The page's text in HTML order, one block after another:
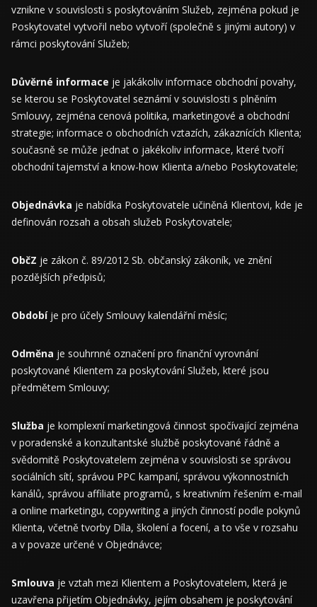
vznikne v souvislosti s poskytováním Služeb, zejména pokud je
Poskytovatel vytvořil nebo vytvoří (společně s jinými autory) v
rámci poskytování Služeb;
Důvěrné informace je jakákoliv informace obchodní povahy,
se kterou se Poskytovatel seznámí v souvislosti s plněním
Smlouvy, zejména cenová politika, marketingové a obchodní
strategie; informace o obchodních vztazích, zákaznících Klienta;
současně se může jednat o jakékoliv informace, které tvoří
obchodní tajemství a know-how Klienta a/nebo Poskytovatele;
Objednávka je nabídka Poskytovatele učiněná Klientovi, kde je
definován rozsah a obsah služeb Poskytovatele;
ObčZ je zákon č. 89/2012 Sb. občanský zákoník, ve znění
pozdějších předpisů;
Obdobíje pro účely Smlouvy kalendářní měsíc;
Odměna je souhrnné označení pro finanční vyrovnání
poskytované Klientem za poskytování Služeb, které jsou
předmětem Smlouvy;
Služba je komplexní marketingová činnost spočívající zejména
v poradenské a konzultantské službě poskytované řádně a
svědomitě Poskytovatelem zejména v souvislosti se správou
sociálních sítí, správou PPC kampaní, správou výkonnostních
kanálů, správou affiliate programů, s kreativním řešením e-mail
a online marketingu, copywriting a jiných činností podle pokynů
Klienta, včetně tvorby Díla, školení a focení, a to vše v rozsahu
a v povaze určené v Objednávce;
Smlouva je vztah mezi Klientem a Poskytovatelem, která je
uzavřena přijetím Objednávky, jejím obsahem je poskytování